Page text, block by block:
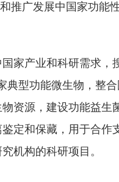
和推广发展中国家功能
家产业和科研需求，
典型功能微生物，整
资源，建设功能益生
定和保藏，用于合作
机构的科研项目。